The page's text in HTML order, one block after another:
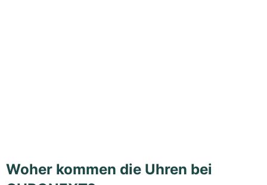
Woher kommen die Uhren bei